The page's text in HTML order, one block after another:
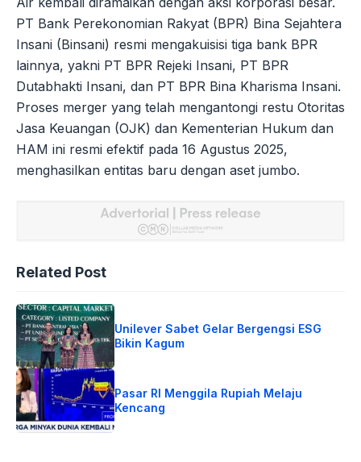
PT Bank Perekonomian Rakyat (BPR) Bina Sejahtera
Insani (Binsani) resmi mengakuisisi tiga bank BPR
lainnya, yakni PT BPR Rejeki Insani, PT BPR
Dutabhakti Insani, dan PT BPR Bina Kharisma Insani.
Proses merger yang telah mengantongi restu Otoritas
Jasa Keuangan (OJK) dan Kementerian Hukum dan
HAM ini resmi efektif pada 16 Agustus 2025,
menghasilkan entitas baru dengan aset jumbo.
Related Post
Unilever Sabet Gelar Bergengsi ESG
Bikin Kagum
Pasar RI Menggila Rupiah Melaju
Kencang